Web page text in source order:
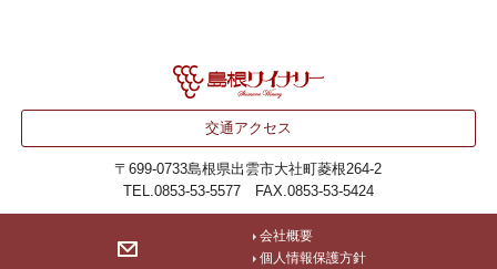
交通アクセス
〒699-0733島根県出雲市大社町菱根264-2
TEL.0853-53-5577 FAX.0853-53-5424
会社概要
個人情報保護方針